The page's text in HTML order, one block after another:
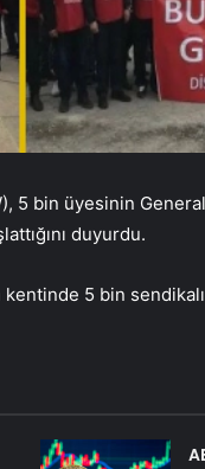
5 bin üyesinin
duyurdu.
kentinde 5 bin